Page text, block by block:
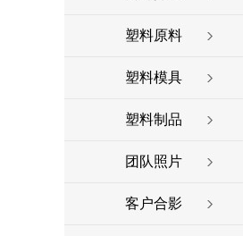
塑料原料
塑料模具
塑料制品
团队照片
客户合影